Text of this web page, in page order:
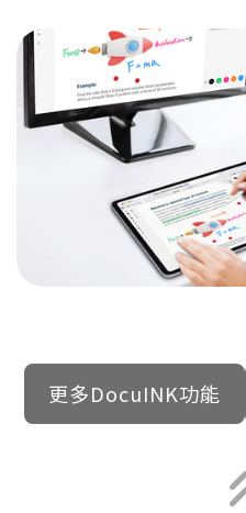
更多DocuINK功能